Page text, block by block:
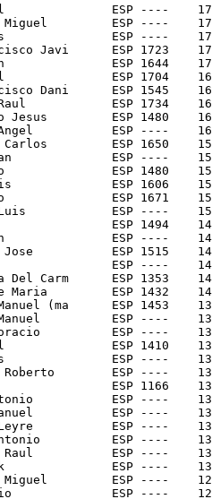
ESP ----
Miguel         ESP ----
ESP ----
Javi      ESP 1723
ESP 1644
ESP 1704
Dani      ESP 1545
ESP 1734
Jesus         ESP 1480
Angel           ESP ----
ESP 1650
ESP ----    1553
ESP 1480
ESP 1606
ESP 1671
Luis            ESP ----
ESP 1494
ESP ----
Jose           ESP 1515
ESP ----
Del Carm      ESP 1353
Maria         ESP 1432
(ma      ESP 1453
ESP ----
ESP ----
ESP 1410
ESP ----
ESP ----
ESP 1166
ESP ----
ESP ----
ESP ----
ESP ----
Raul           ESP ----
ESP ----    1300
Miguel         ESP ----
ESP ----